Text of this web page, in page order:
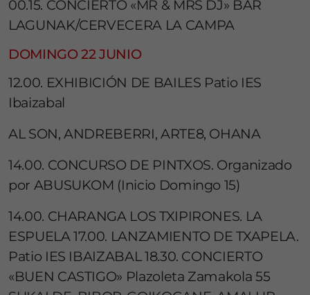
00.15. CONCIERTO «MR & MRS DJ» BAR
LAGUNAK/CERVECERA LA CAMPA
DOMINGO 22 JUNIO
12.00. EXHIBICIÓN DE BAILES Patio IES
Ibaizabal
AL SON, ANDREBERRI, ARTE8, OHANA
14.00. CONCURSO DE PINTXOS. Organizado
por ABUSUKOM (Inicio Domingo 15)
14.00. CHARANGA LOS TXIPIRONES. LA
ESPUELA 17.00. LANZAMIENTO DE TXAPELA.
Patio IES IBAIZABAL 18.30. CONCIERTO
«BUEN CASTIGO» Plazoleta Zamakola 55